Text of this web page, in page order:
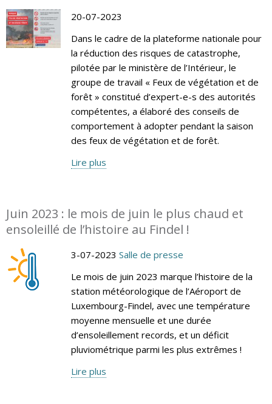
20-07-2023
Dans le cadre de la plateforme nationale pour
la réduction des risques de catastrophe,
pilotée par le ministère de l’Intérieur, le
groupe de travail « Feux de végétation et de
forêt » constitué d’expert-e-s des autorités
compétentes, a élaboré des conseils de
comportement à adopter pendant la saison
des feux de végétation et de forêt.
Lire plus
Juin 2023 : le mois de juin le plus chaud et
ensoleillé de l’histoire au Findel !
3-07-2023 Salle de presse
Le mois de juin 2023 marque l’histoire de la
station météorologique de l’Aéroport de
Luxembourg-Findel, avec une température
moyenne mensuelle et une durée
d’ensoleillement records, et un déficit
pluviométrique parmi les plus extrêmes !
Lire plus